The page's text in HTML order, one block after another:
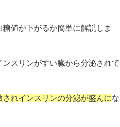
値が下がるか簡単に解説しま
スリンがすい臓から分泌されて
されインスリンの分泌が盛んにな